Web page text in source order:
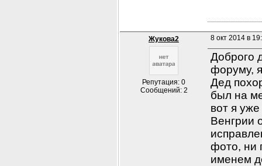
Жукова2
Репутация: 0
Сообщений: 2
8 окт 2014 в
Доброго
форуму,
Дед
был на
вот я
Венгрии
фото, ни
именем